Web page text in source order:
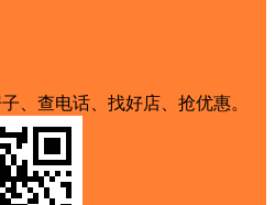
、查电话、找好店、抢优惠。